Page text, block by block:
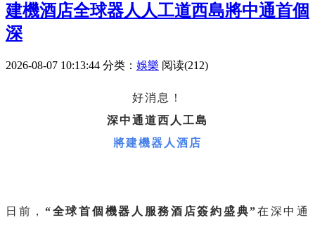
建機酒店全球器人人工道西島將中通首個
深
2026-08-07 10:13:44 分类： 娛樂 阅读(212)
好消息！
深中通道西人工島
將建機器人酒店
日前，“全球首個機器人服務酒店簽約盛典”在深中通